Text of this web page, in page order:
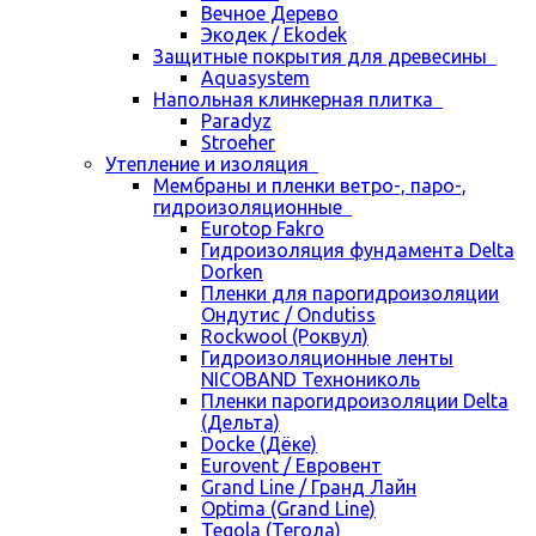
Вечное Дерево
Экодек / Ekodek
Защитные покрытия для древесины
Aquasystem
Напольная клинкерная плитка
Paradyz
Stroeher
Утепление и изоляция
Мембраны и пленки ветро-, паро-,
гидроизоляционные
Eurotop Fakro
Гидроизоляция фундамента Delta
Dorken
Пленки для парогидроизоляции
Ондутис / Ondutiss
Rockwool (Роквул)
Гидроизоляционные ленты
NICOBAND Технониколь
Пленки парогидроизоляции Delta
(Дельта)
Docke (Дёке)
Eurovent / Евровент
Grand Line / Гранд Лайн
Optima (Grand Line)
Tegola (Тегола)